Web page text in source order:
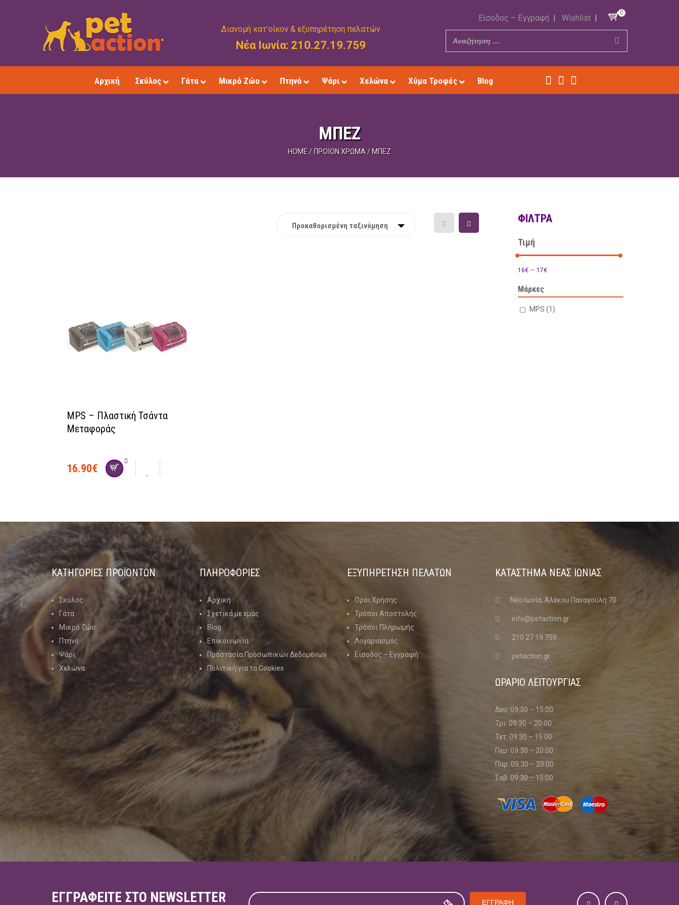
social
Διανομή κατ’οίκον & εξυπηρέτηση πελατών
Νέα Ιωνία: 210.27.19.759
Είσοδος – Εγγραφή Wishlist
0
Αρχική Σκύλος Γάτα Μικρό Ζώο Πτηνό Ψάρι Χελώνα Χύμα Τροφές Blog
ΜΠΕΖ
HOME/ ΠΡΟΪΌΝ ΧΡΏΜΑ/ ΜΠΕΖ
Προκαθορισμένη ταξινόμηση
MPS – Πλαστική Τσάντα
Μεταφοράς
16.90€
ΦΊΛΤΡΑ
Τιμή
16€— 17€
Μάρκες
MPS (1)
ΚΑΤΗΓΟΡΊΕΣ ΠΡΟΪΌΝΤΩΝ
Σκύλος
Γάτα
Μικρό ζώο
Πτηνό
Ψάρι
Χελώνα
ΠΛΗΡΟΦΟΡΙΕΣ
Αρχική
Σχετικά με εμάς
Blog
Επικοινωνία
Προστασία Προσωπικών Δεδομένων
Πολιτική για τα Cookies
ΕΞΥΠΗΡΕΤΗΣΗ ΠΕΛΑΤΩΝ
Όροι Χρήσης
Τρόποι Αποστολής
Τρόποι Πληρωμής
Λογαριασμός
Είσοδος – Εγγραφή
ΚΑΤΑΣΤΗΜΑ ΝΈΑΣ ΙΩΝΊΑΣ
Νέα Ιωνία, Αλέκου Παναγούλη 70
info@petaction.gr
210 27 19 759
petaction.gr
ΩΡΑΡΙΟ ΛΕΙΤΟΥΡΓΙΑΣ
Δευ: 09:30 – 15:00
Τρι: 09:30 – 20:00
Τετ: 09:30 – 15:00
Πεμ: 09:30 – 20:00
Παρ: 09:30 – 20:00
Σαβ: 09:30 – 15:00
ΕΓΓΡΑΦΕΊΤΕ ΣΤΟ NEWSLETTER ΕΓΓΡΑΦΗ